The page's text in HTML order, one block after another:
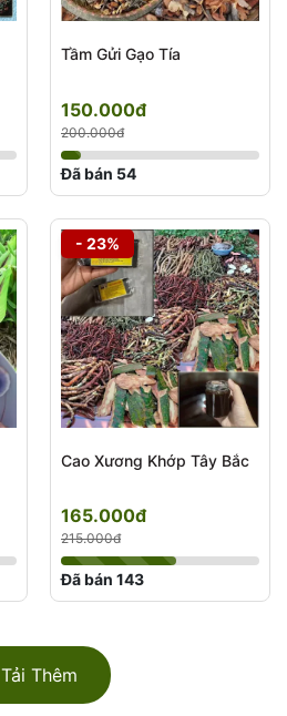
Tầm Gửi Gạo Tía
150.000đ
200.000đ
Đã bán 54
- 23%
Cao Xương Khớp Tây Bắc
165.000đ
215.000đ
Đã bán 143
Tải Thêm